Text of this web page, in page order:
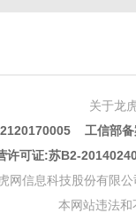
关于龙
工信部
许可证:苏B2-
网信息科技股份有限
本网站违法